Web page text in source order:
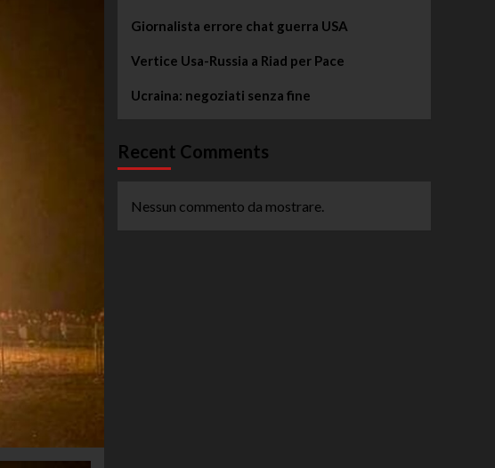
Giornalista errore chat guerra USA
Vertice Usa-Russia a Riad per Pace
Ucraina: negoziati senza fine
Recent Comments
Nessun commento da mostrare.